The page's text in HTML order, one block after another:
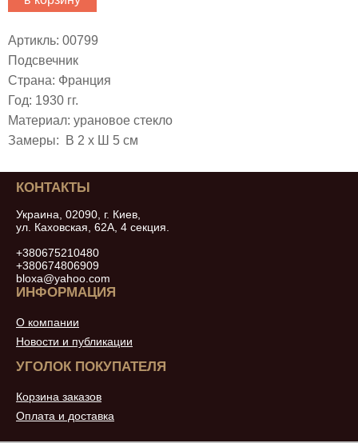
Артикль: 00799
Подсвечник
Страна: Франция
Год: 1930 гг.
Материал: урановое стекло
Замеры: В 2 х Ш 5 см
КОНТАКТЫ
Украина, 02090, г. Киев,
ул. Каховская, 62А, 4 секция.
+380675210480
+380674806909
bloxa@yahoo.com
ИНФОРМАЦИЯ
О компании
Новости и публикации
УГОЛОК ПОКУПАТЕЛЯ
Корзина заказов
Оплата и доставка